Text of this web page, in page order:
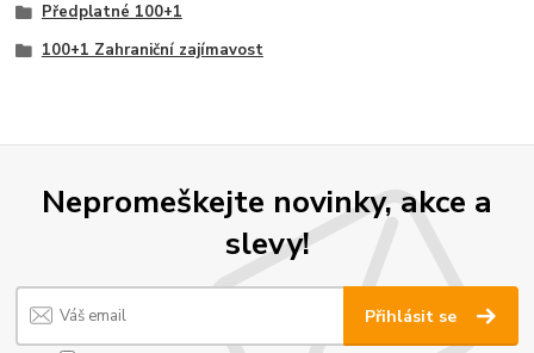
Předplatné 100+1
100+1 Zahraniční zajímavost
Nepromeškejte novinky, akce a
slevy!
Přihlásit se